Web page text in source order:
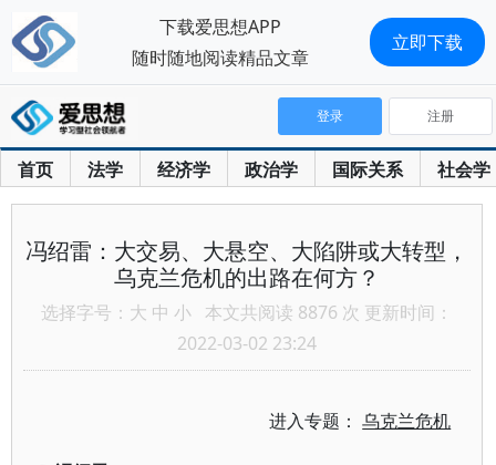
首页 法学 经济学 政治学 国际关系 社会学
登录 注册
冯绍雷：大交易、大悬空、大陷阱或大转型，
乌克兰危机的出路在何方？
选择字号： 大 中 小 本文共阅读 8876 次 更新时间：
2022-03-02 23:24
进入专题：乌克兰危机
下载爱思想APP
随时随地阅读精品文章
立即下载